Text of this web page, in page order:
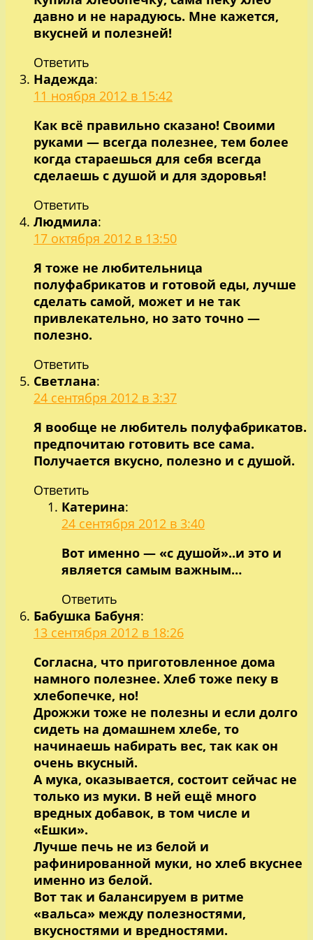
давно и не нарадуюсь. Мне кажется,
вкусней и полезней!
Ответить
Надежда:
11 ноября 2012 в 15:42
Как всё правильно сказано! Своими
руками — всегда полезнее, тем более
когда стараешься для себя всегда
сделаешь с душой и для здоровья!
Ответить
Людмила:
17 октября 2012 в 13:50
Я тоже не любительница
полуфабрикатов и готовой еды, лучше
сделать самой, может и не так
привлекательно, но зато точно —
полезно.
Ответить
Светлана:
24 сентября 2012 в 3:37
Я вообще не любитель полуфабрикатов.
предпочитаю готовить все сама.
Получается вкусно, полезно и с душой.
Ответить
Катерина:
24 сентября 2012 в 3:40
Вот именно — «с душой»..и это и
является самым важным…
Ответить
Бабушка Бабуня:
13 сентября 2012 в 18:26
Согласна, что приготовленное дома
намного полезнее. Хлеб тоже пеку в
хлебопечке, но!
Дрожжи тоже не полезны и если долго
сидеть на домашнем хлебе, то
начинаешь набирать вес, так как он
очень вкусный.
А мука, оказывается, состоит сейчас не
только из муки. В ней ещё много
вредных добавок, в том числе и
«Ешки».
Лучше печь не из белой и
рафинированной муки, но хлеб вкуснее
именно из белой.
Вот так и балансируем в ритме
«вальса» между полезностями,
вкусностями и вредностями.